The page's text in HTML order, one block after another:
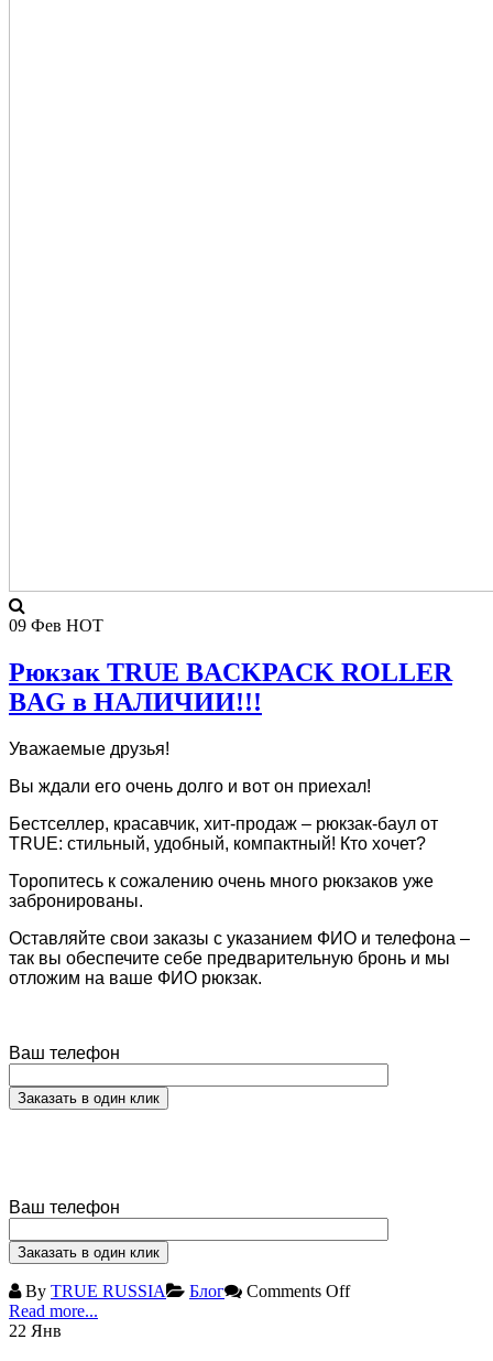
09 Фев HOT
Рюкзак TRUE BACKPACK ROLLER
BAG в НАЛИЧИИ!!!
Уважаемые друзья!
Вы ждали его очень долго и вот он приехал!
Бестселлер, красавчик, хит-продаж – рюкзак-баул от
TRUE: стильный, удобный, компактный! Кто хочет?
Торопитесь к сожалению очень много рюкзаков уже
забронированы.
Оставляйте свои заказы с указанием ФИО и телефона –
так вы обеспечите себе предварительную бронь и мы
отложим на ваше ФИО рюкзак.
Ваш телефон
Ваш телефон
By TRUE RUSSIA Блог
Comments Off
Read more...
22 Янв